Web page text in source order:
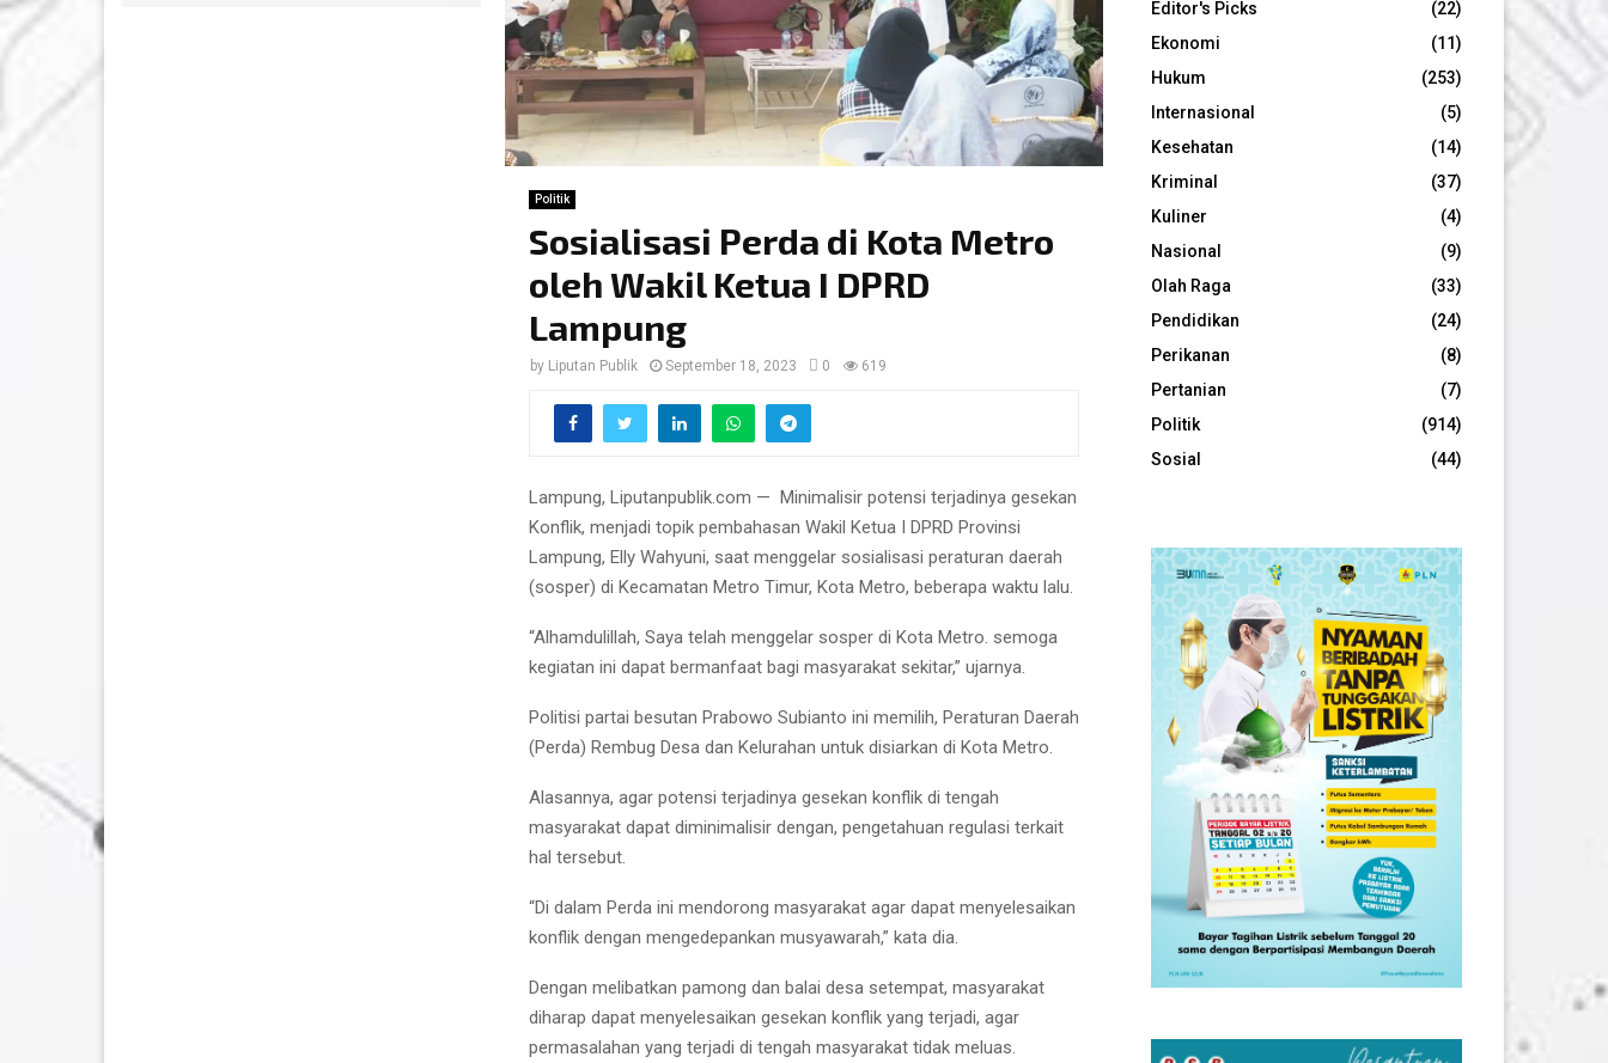
Politik
Sosialisasi Perda di Kota Metro
oleh Wakil Ketua I DPRD
Lampung
by Liputan Publik September 18, 2023 0 619
Lampung, Liputanpublik.com — Minimalisir potensi terjadinya gesekan
Konflik, menjadi topik pembahasan Wakil Ketua I DPRD Provinsi
Lampung, Elly Wahyuni, saat menggelar sosialisasi peraturan daerah
(sosper) di Kecamatan Metro Timur, Kota Metro, beberapa waktu lalu.
“Alhamdulillah, Saya telah menggelar sosper di Kota Metro. semoga
kegiatan ini dapat bermanfaat bagi masyarakat sekitar,” ujarnya.
Politisi partai besutan Prabowo Subianto ini memilih, Peraturan Daerah
(Perda) Rembug Desa dan Kelurahan untuk disiarkan di Kota Metro.
Alasannya, agar potensi terjadinya gesekan konflik di tengah
masyarakat dapat diminimalisir dengan, pengetahuan regulasi terkait
hal tersebut.
“Di dalam Perda ini mendorong masyarakat agar dapat menyelesaikan
konflik dengan mengedepankan musyawarah,” kata dia.
Dengan melibatkan pamong dan balai desa setempat, masyarakat
diharap dapat menyelesaikan gesekan konflik yang terjadi, agar
permasalahan yang terjadi di tengah masyarakat tidak meluas.
Editor's Picks
(22)
Ekonomi
(11)
Hukum
(253)
Internasional
(5)
Kesehatan
(14)
Kriminal
(37)
Kuliner
(4)
Nasional
(9)
Olah Raga
(33)
Pendidikan
(24)
Perikanan
(8)
Pertanian
(7)
Politik
(914)
Sosial
(44)